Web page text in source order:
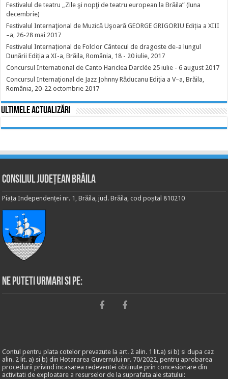
Festivalul de teatru „Zile şi nopţi de teatru european la Brăila” (luna
decembrie)
Festivalul Internaţional de Muzică Uşoară GEORGE GRIGORIU Ediția a XIII
–a, 26-28 mai 2017
Festivalul Internațional de Folclor Cântecul de dragoste de-a lungul
Dunării Ediția a XI-a, Brăila, România, 18 - 20 iulie, 2017
Concursul International de Canto Hariclea Darclée 25 iulie - 6 august 2017
Concursul Internaţional de Jazz Johnny Răducanu Ediția a V–a, Brăila,
România, 20-22 octombrie 2017
Ultimele actualizări
Consiliul Județean Brăila
Piața Independenței nr. 1, Brăila, jud. Brăila, cod poștal 810210
Ne puteti urmari si pe:
Contul pentru plata cotelor prevazute la art. 2 alin. 1 lit.a) si b) si dupa caz
alin. 2 lit. a) si b) din Hotararea Guvernului nr. 70/2022, pentru aprobarea
procedurii privind incasarea redeventei obtinute prin concesionare din
activitati de exploatare a resurselor de la suprafata ale statului: